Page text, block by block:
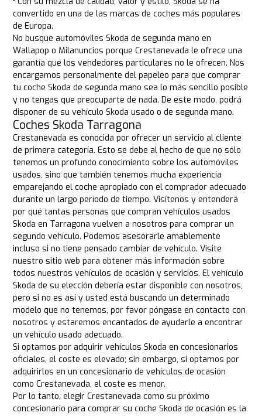
convertido en una de las marcas de coches más populares
de Europa.
No busque automóviles Skoda de segunda mano en
Wallapop o Milanuncios porque Crestanevada le ofrece una
garantía que los vendedores particulares no le ofrecen. Nos
encargamos personalmente del papeleo para que comprar
tu coche Skoda de segunda mano sea lo más sencillo posible
y no tengas que preocuparte de nada. De este modo, podrá
disponer de su vehículo Skoda usado o de segunda mano.
Coches Skoda Tarragona
Crestanevada es conocida por ofrecer un servicio al cliente
de primera categoría. Esto se debe al hecho de que no sólo
tenemos un profundo conocimiento sobre los automóviles
usados, sino que también tenemos mucha experiencia
emparejando el coche apropiado con el comprador adecuado
durante un largo período de tiempo. Visítenos y entenderá
por qué tantas personas que compran vehículos usados
Skoda en Tarragona vuelven a nosotros para comprar un
segundo vehículo. Podemos asesorarle amablemente
incluso si no tiene pensado cambiar de vehículo. Visite
nuestro sitio web para obtener más información sobre
todos nuestros vehículos de ocasión y servicios. El vehículo
Skoda de su elección debería estar disponible con nosotros,
pero si no es así y usted está buscando un determinado
modelo que no tenemos, por favor póngase en contacto con
nosotros y estaremos encantados de ayudarle a encontrar
un vehículo usado adecuado.
Si optamos por adquirir vehículos Skoda en concesionarios
oficiales, el coste es elevado; sin embargo, si optamos por
adquirirlos en un concesionario de vehículos de ocasión
como Crestanevada, el coste es menor.
Por lo tanto, elegir Crestanevada como su próximo
concesionario para comprar su coche Skoda de ocasión es la